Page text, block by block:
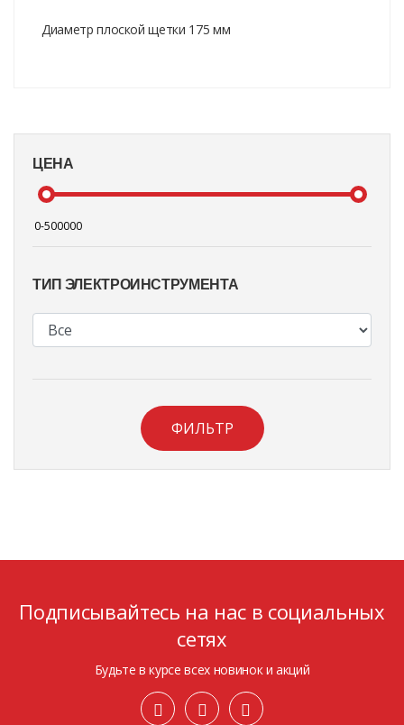
ЦЕНА
ТИП ЭЛЕКТРОИНСТРУМЕНТА
ФИЛЬТР
Диаметр плоской щетки 175 мм
Подписывайтесь на нас в социальных
сетях
Будьте в курсе всех новинок и акций